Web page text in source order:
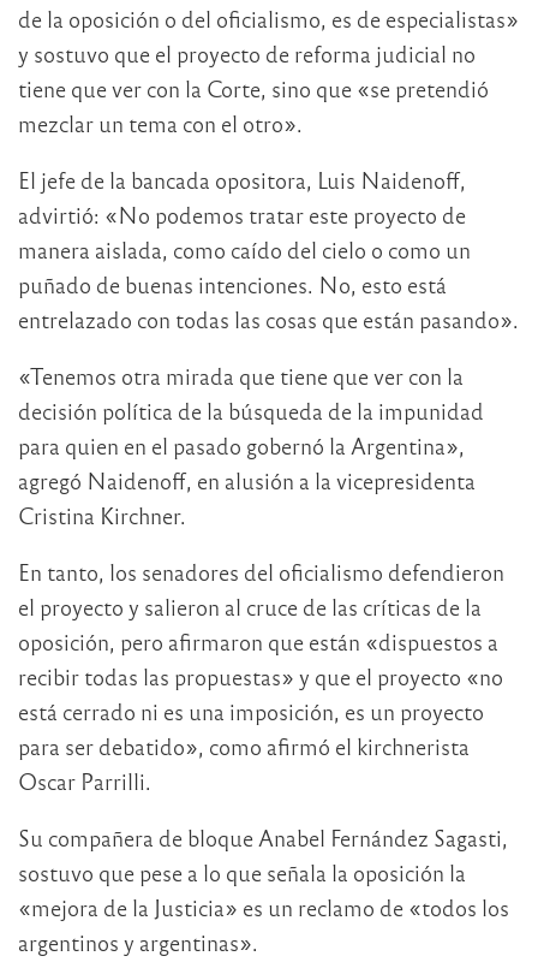
de la oposición o del oficialismo, es de especialistas»
y sostuvo que el proyecto de reforma judicial no
tiene que ver con la Corte, sino que «se pretendió
mezclar un tema con el otro».
El jefe de la bancada opositora, Luis Naidenoff,
advirtió: «No podemos tratar este proyecto de
manera aislada, como caído del cielo o como un
puñado de buenas intenciones. No, esto está
entrelazado con todas las cosas que están pasando».
«Tenemos otra mirada que tiene que ver con la
decisión política de la búsqueda de la impunidad
para quien en el pasado gobernó la Argentina»,
agregó Naidenoff, en alusión a la vicepresidenta
Cristina Kirchner.
En tanto, los senadores del oficialismo defendieron
el proyecto y salieron al cruce de las críticas de la
oposición, pero afirmaron que están «dispuestos a
recibir todas las propuestas» y que el proyecto «no
está cerrado ni es una imposición, es un proyecto
para ser debatido», como afirmó el kirchnerista
Oscar Parrilli.
Su compañera de bloque Anabel Fernández Sagasti,
sostuvo que pese a lo que señala la oposición la
«mejora de la Justicia» es un reclamo de «todos los
argentinos y argentinas».